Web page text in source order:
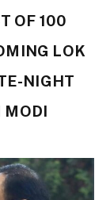
OF 100
LOK
NIGHT
MODI